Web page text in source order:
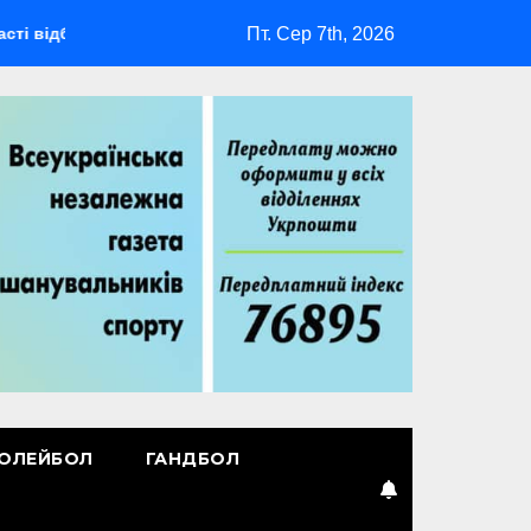
мультиспортивний табір ГАРТ 2026 – як долучитися
Пт. Сер 7th, 2026
ГАНДБОЛ